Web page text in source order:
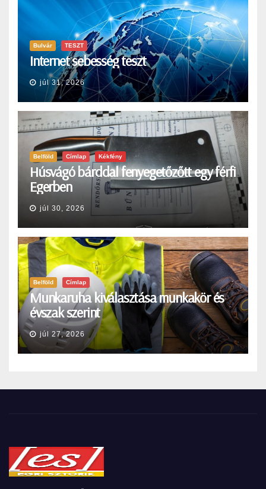
Bulvár TESZT
Internet sebesség teszt
júl 31, 2026
Belföld Címlap Kékfény
Húsvágó bárddal fenyegetőzőtt egy férfi
Egerben
júl 30, 2026
Belföld Címlap
Munkaruha kiválasztása munkakör és
évszak szerint
júl 27, 2026